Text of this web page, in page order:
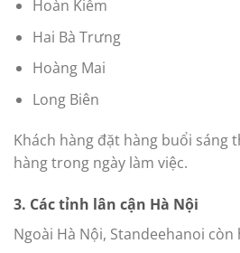
Hoàn Kiếm
Hai Bà Trưng
Hoàng Mai
Long Biên
Khách hàng đặt hàng buổi sáng
hàng trong ngày làm việc.
3. Các tỉnh lân cận Hà Nội
Ngoài Hà Nội, Standeehanoi